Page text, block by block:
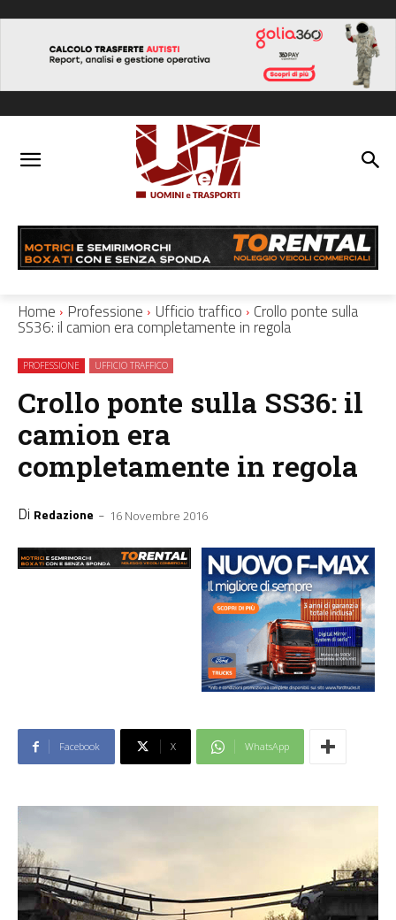
Home Professione Ufficio traffico Crollo ponte sulla
SS36: il camion era completamente in regola
PROFESSIONE UFFICIO TRAFFICO
Crollo ponte sulla SS36: il
camion era
completamente in regola
Di Redazione - 16 Novembre 2016
Facebook X WhatsApp